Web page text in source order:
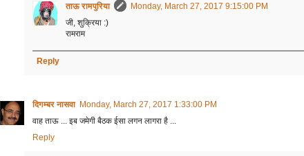
ताऊ रामपुरिया
Monday, March 27, 2017 9:15:00 PM
जी, शुक्रिया :)
रामराम
Reply
दिगम्बर नासवा Monday, March 27, 2017 1:33:00 PM
वाह ताऊ ... इब जमेगी बैठक ईसा लगन लागरा है ...
Reply